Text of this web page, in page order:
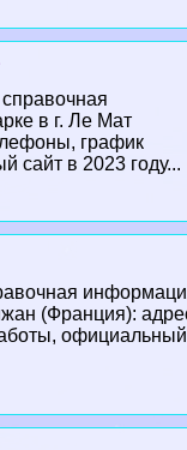
в г. Ле Мат
график
сайт в 2023 году...
(Франция):
официальный